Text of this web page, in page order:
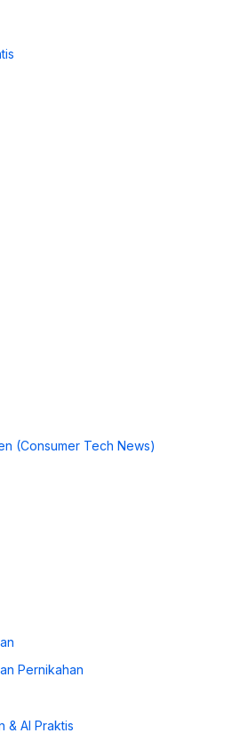
(Consumer Tech News)
Pernikahan
& AI Praktis